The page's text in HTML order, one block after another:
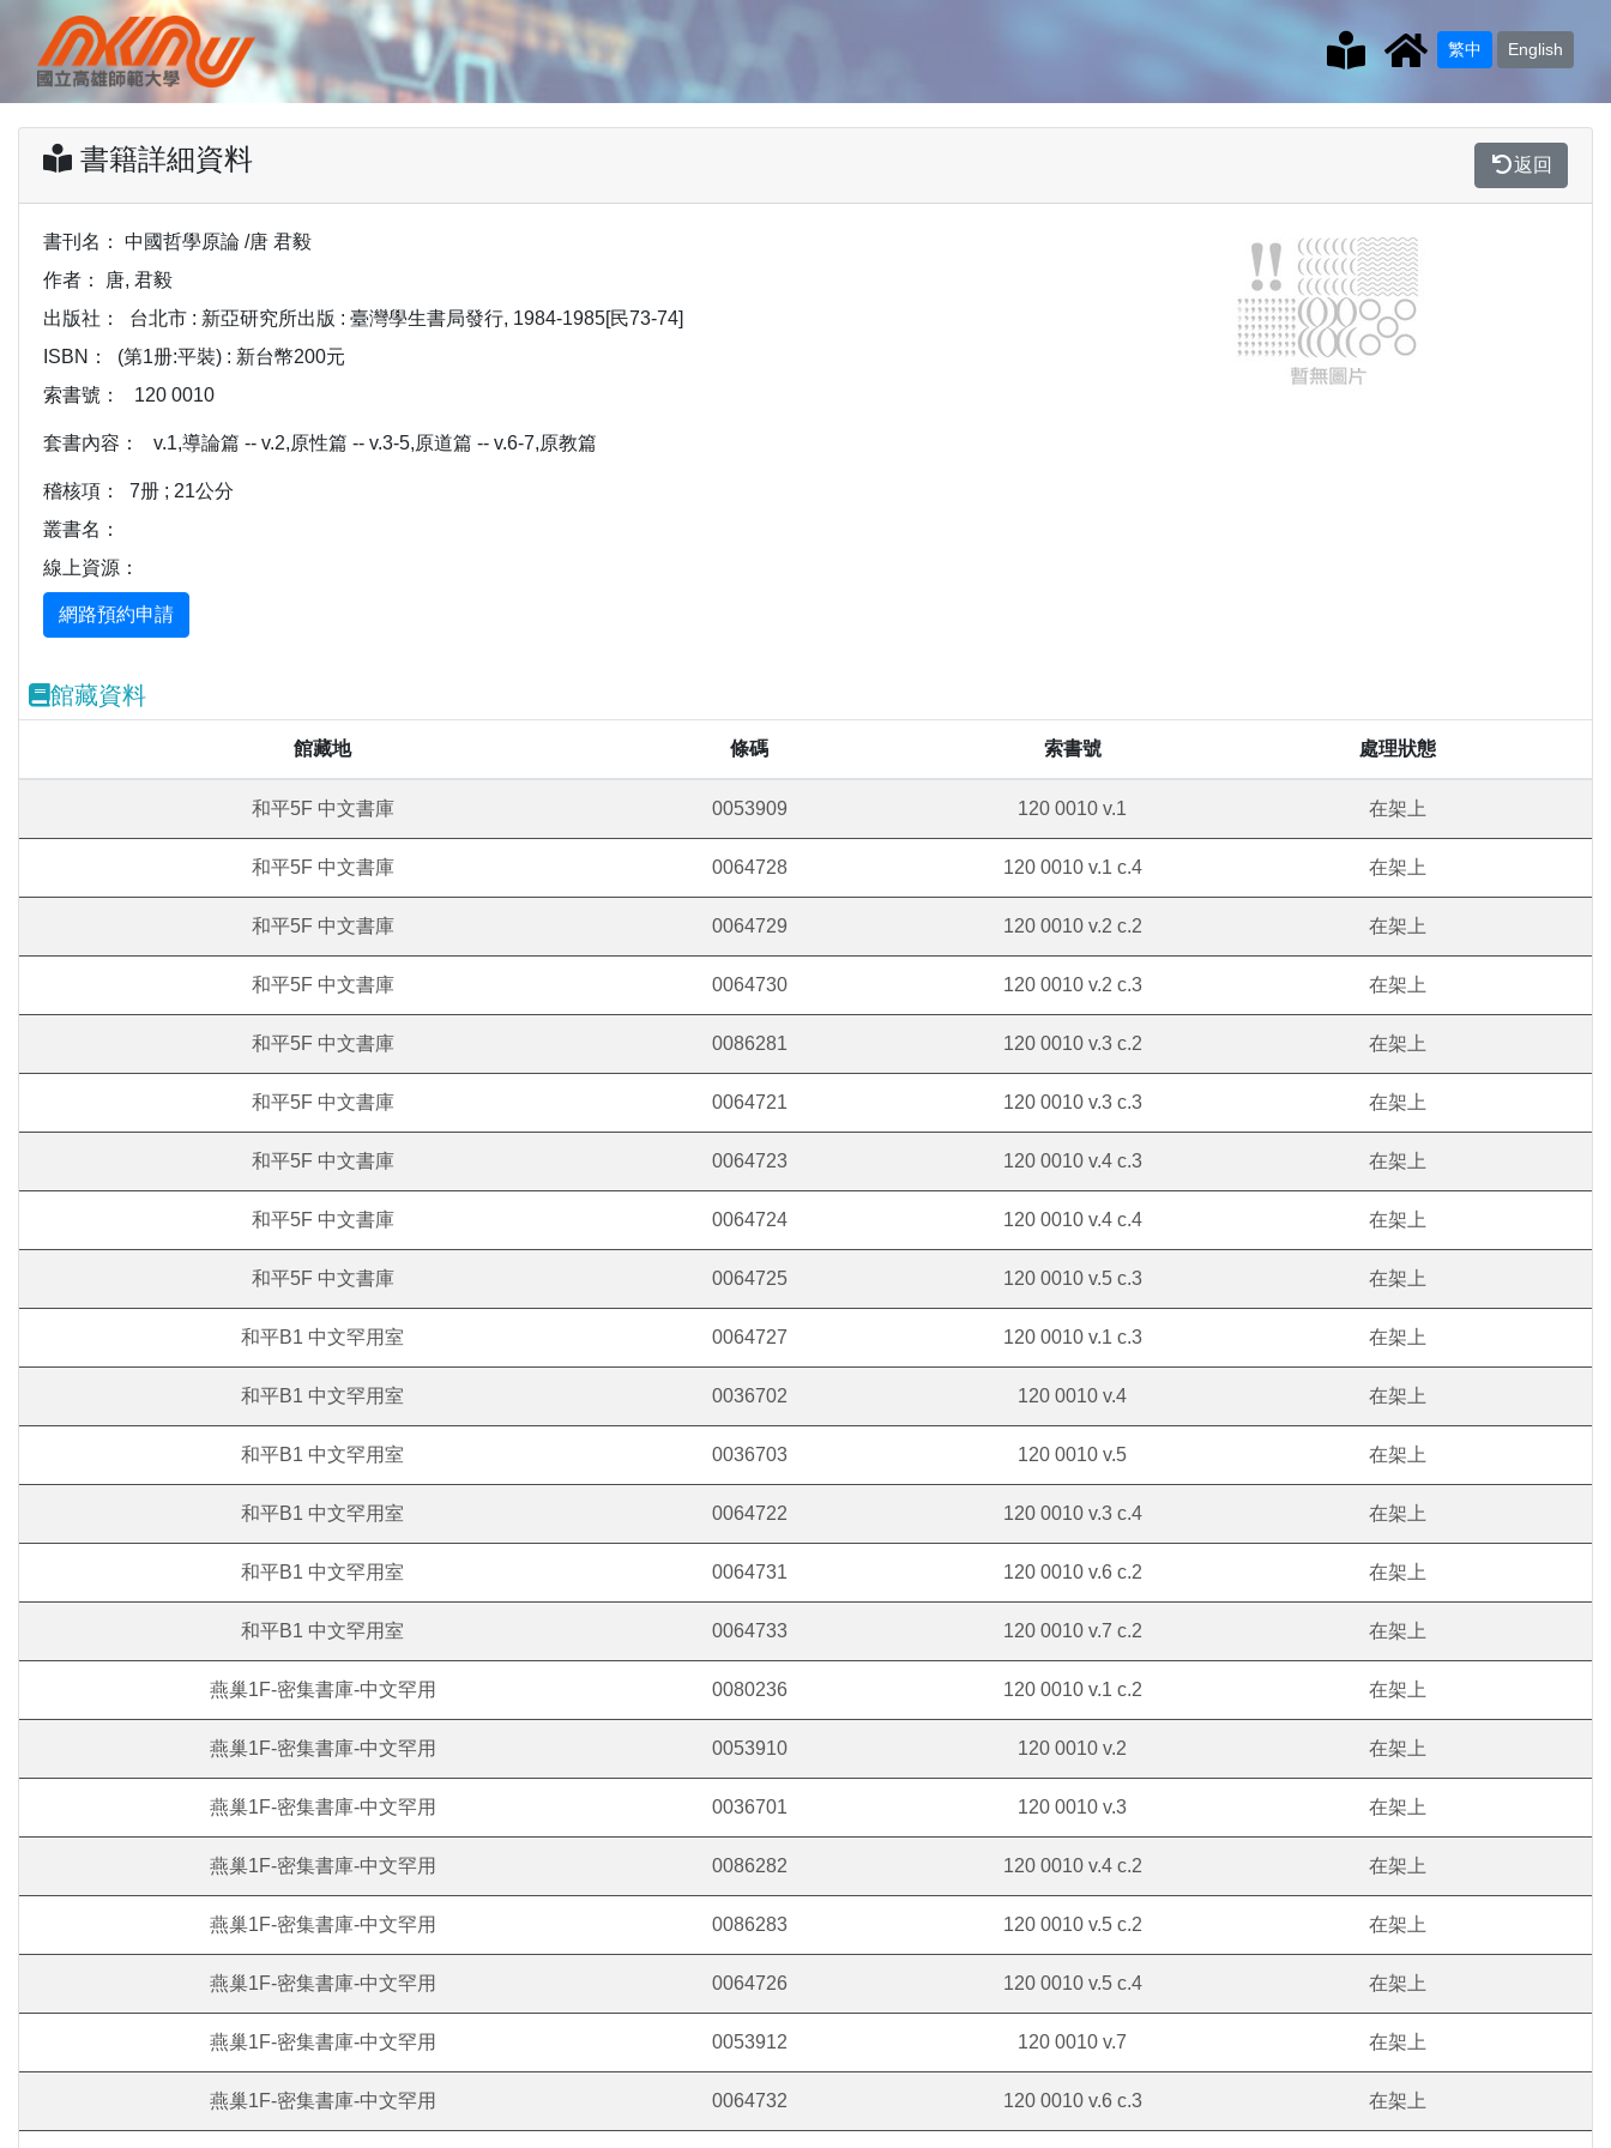
繁中 English
書籍詳細資料 返回
書刊名：
中國哲學原論 /唐 君毅
作者：
唐, 君毅
出版社：
台北市 : 新亞研究所出版 : 臺灣學生書局發行, 1984-1985[民73-74]
ISBN：
(第1册:平裝) : 新台幣200元
索書號：
120 0010
套書內容： v.1,導論篇 -- v.2,原性篇 -- v.3-5,原道篇 -- v.6-7,原教篇
稽核項：
7册 ; 21公分
叢書名：
線上資源：
Previous
館藏資料
館藏地 條碼 索書號 處理狀態
和平5F 中文書庫 0053909 120 0010 v.1 在架上
和平5F 中文書庫 0064728 120 0010 v.1 c.4 在架上
和平5F 中文書庫 0064729 120 0010 v.2 c.2 在架上
和平5F 中文書庫 0064730 120 0010 v.2 c.3 在架上
和平5F 中文書庫 0086281 120 0010 v.3 c.2 在架上
和平5F 中文書庫 0064721 120 0010 v.3 c.3 在架上
和平5F 中文書庫 0064723 120 0010 v.4 c.3 在架上
和平5F 中文書庫 0064724 120 0010 v.4 c.4 在架上
和平5F 中文書庫 0064725 120 0010 v.5 c.3 在架上
和平B1 中文罕用室 0064727 120 0010 v.1 c.3 在架上
和平B1 中文罕用室 0036702 120 0010 v.4 在架上
和平B1 中文罕用室 0036703 120 0010 v.5 在架上
和平B1 中文罕用室 0064722 120 0010 v.3 c.4 在架上
和平B1 中文罕用室 0064731 120 0010 v.6 c.2 在架上
和平B1 中文罕用室 0064733 120 0010 v.7 c.2 在架上
燕巢1F-密集書庫-中文罕用 0080236 120 0010 v.1 c.2 在架上
燕巢1F-密集書庫-中文罕用 0053910 120 0010 v.2 在架上
燕巢1F-密集書庫-中文罕用 0036701 120 0010 v.3 在架上
燕巢1F-密集書庫-中文罕用 0086282 120 0010 v.4 c.2 在架上
燕巢1F-密集書庫-中文罕用 0086283 120 0010 v.5 c.2 在架上
燕巢1F-密集書庫-中文罕用 0064726 120 0010 v.5 c.4 在架上
燕巢1F-密集書庫-中文罕用 0053912 120 0010 v.7 在架上
燕巢1F-密集書庫-中文罕用 0064732 120 0010 v.6 c.3 在架上